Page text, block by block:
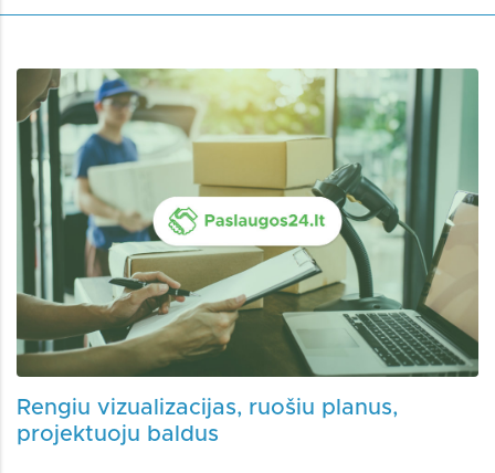
Rengiu vizualizacijas, ruošiu planus,
projektuoju baldus